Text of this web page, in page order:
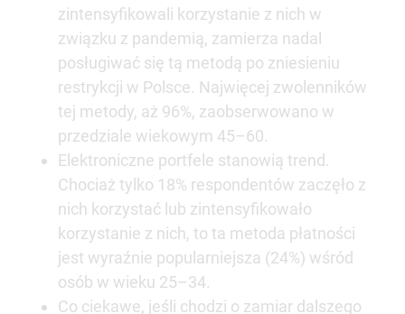
zintensyfikowali korzystanie z nich w
związku z pandemią, zamierza nadal
posługiwać się tą metodą po zniesieniu
restrykcji w Polsce. Najwięcej zwolenników
tej metody, aż 96%, zaobserwowano w
przedziale wiekowym 45–60.
Elektroniczne portfele stanowią trend.
Chociaż tylko 18% respondentów zaczęło z
nich korzystać lub zintensyfikowało
korzystanie z nich, to ta metoda płatności
jest wyraźnie popularniejsza (24%) wśród
osób w wieku 25–34.
Co ciekawe, jeśli chodzi o zamiar dalszego